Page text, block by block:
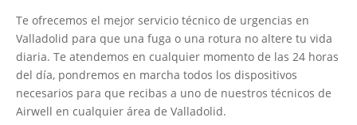
Te ofrecemos el mejor servicio técnico de urgencias en
Valladolid para que una fuga o una rotura no altere tu vida
diaria. Te atendemos en cualquier momento de las 24 horas
del día, pondremos en marcha todos los dispositivos
necesarios para que recibas a uno de nuestros técnicos de
Airwell en cualquier área de Valladolid.